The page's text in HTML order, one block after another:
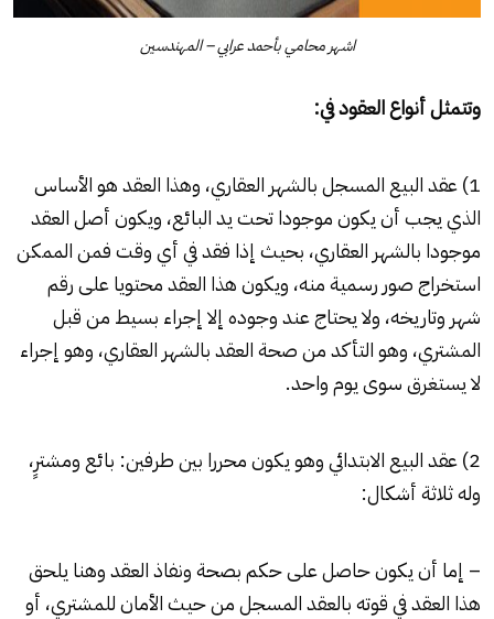
اشهر محامي بأحمد عرابي – المهندسين
وتتمثل أنواع العقود في:
1) عقد البيع المسجل بالشهر العقاري، وهذا العقد هو الأساس
الذي يجب أن يكون موجودا تحت يد البائع، ويكون أصل العقد
موجودا بالشهر العقاري، بحيث إذا فقد في أي وقت فمن الممكن
استخراج صور رسمية منه، ويكون هذا العقد محتويا على رقم
شهر وتاريخه، ولا يحتاج عند وجوده إلا إجراء بسيط من قبل
المشتري، وهو التأكد من صحة العقد بالشهر العقاري، وهو إجراء
لا يستغرق سوى يوم واحد.
2) عقد البيع الابتدائي وهو يكون محررا بين طرفين: بائع ومشترٍ،
وله ثلاثة أشكال:
– إما أن يكون حاصل على حكم بصحة ونفاذ العقد وهنا يلحق
هذا العقد في قوته بالعقد المسجل من حيث الأمان للمشتري، أو